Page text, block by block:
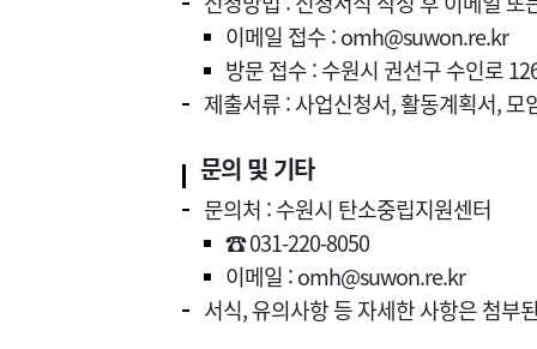
이메일 접수 : omh@suwon.re.kr
방문 접수 : 수원시 권선구 수인로
제출서류 : 사업신청서, 활동계획서, 모
문의 및 기타
문의처 : 수원시 탄소중립지원센터
☎ 031-220-8050
이메일 : omh@suwon.re.kr
서식, 유의사항 등 자세한 사항은 첨부